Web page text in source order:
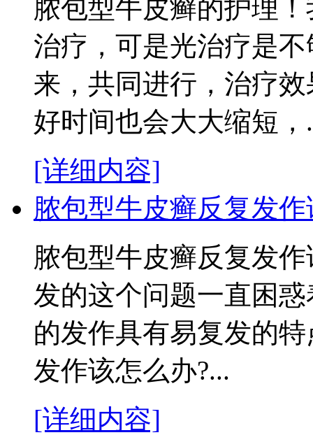
脓包型牛皮癣的护理
治疗，可是光治疗是
来，共同进行，治疗
好时间也会大大缩短，
[详细内容]
脓包型牛皮癣反复发
脓包型牛皮癣反复发
发的这个问题一直困
的发作具有易复发的
发作该怎么办?...
[详细内容]